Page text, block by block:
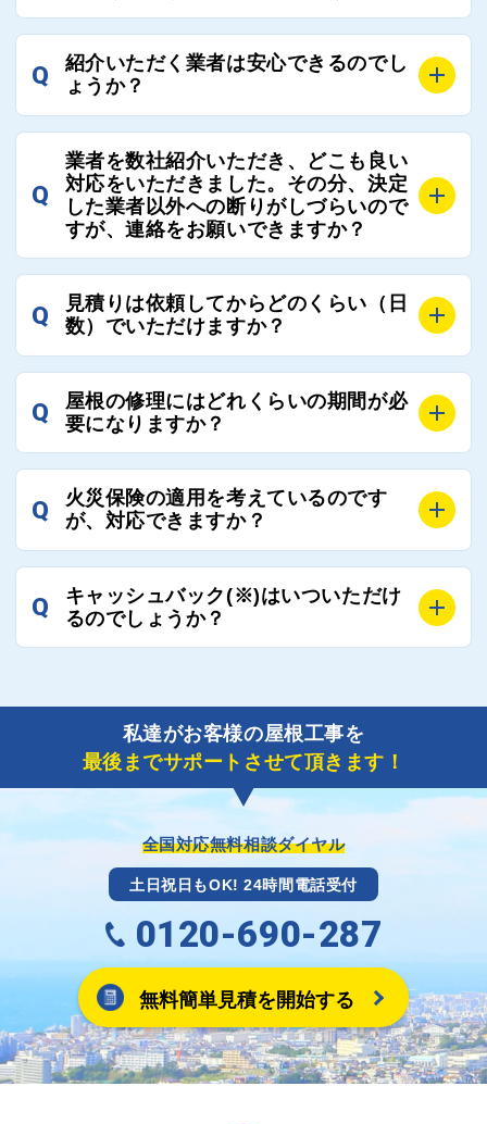
残念ながら、リフォーム業界は費用の内訳に不透明な
部分が多く、一見同じ工事でも１００万円以上の差が
屋根コネクトではそのような不安を抱えてしまう屋根
の修理において、適正で公正な工事業者選びのお手伝
いをさせていただくサイトでございます。
まだまだそのような業界だからこそ比較が重要になり
ますので、是非屋根コネクトを活用ください。
Q
紹介いただく業者は安心できるのでし
ょうか？
屋根コネクトでは、お客様の安心を支える「優良工事
業者チェック制度」を設けております。
屋根コネクトにて定期的にお客様アンケートを実施
し、そこで評価の低かった業者は事実確認の上で、屋
根コネクトの判断により即時登録を解除できる契約と
優良業者のみをご紹介できる体制により、お客様の安
心と信頼を維持しております。
Q
業者を数社紹介いただき、どこも良い
対応をいただきました。その分、決定
した業者以外への断りがしづらいので
すが、連絡をお願いできますか？
屋根コネクトにお任せください。屋根コネクトでは、
工事業者へのお断りも無料で代行しております。
れる必要はございませんので、いつでもお気軽にご相
談ください。
Q
見積りは依頼してからどのくらい（日
数）でいただけますか？
工事業者にもよりますが、おおよそ現地調査後3日～1
週間前後にはお届けできます。
ご連絡いただき、屋根コネクトから直ちに紹介の工事
業者へ状況確認の連絡をし、即時対応するよう指示を
いたしますので、お気軽にお申し付けください。
Q
屋根の修理にはどれくらいの期間が必
要になりますか？
工事業者の状況や屋根の状態、工事の内容、天候によ
って工事期間は変わりますが、目安としては、おおよ
また、急ぎの場合などは屋根コネクトとしても全面的
にご協力いたしますので、ご相談ください。可能な限
り期間を短縮できる状況の工事業者を選定させていた
だきます。
Q
火災保険の適用を考えているのです
が、対応できますか？
風災補償を適用される場合は、専門家による視察と必
Q
キャッシュバック(※)はいついただけ
るのでしょうか？
了しましたら、キャッシュバック(※)申込みフォーム
に各項目を入力いただいた上で送信してください。
その内容を屋根コネクトが確認できた日時から翌月末
までには送付手配させていただきます。
※キャッシュバックの金額は契約金額によって異なり
ます。
私達がお客様の屋根工事を
最後までサポートさせて頂きます！
全国対応無料相談ダイヤル
土日祝日もOK! 24時間電話受付
0120-690-287
無料簡単見積を開始する